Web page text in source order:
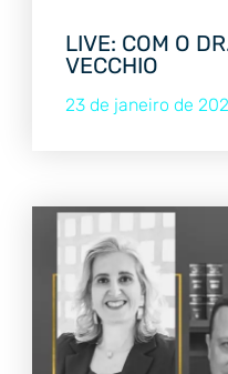
LIVE: COM O
VECCHIO
23 de janeiro de